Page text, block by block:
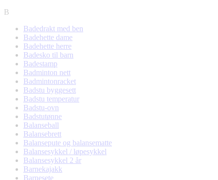
B
Badedrakt med ben
Badehette dame
Badehette herre
Badesko til barn
Badestamp
Badminton nett
Badmintonracket
Badstu byggesett
Badstu temperatur
Badstu-ovn
Badstutønne
Balanseball
Balansebrett
Balansepute og balansematte
Balansesykkel / løpesykkel
Balansesykkel 2 år
Barnekajakk
Barnesete